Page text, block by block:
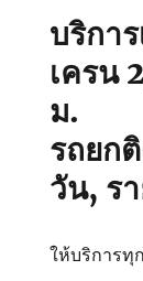
บริกา
เครน
ม.
รถยก
วัน, ร
ให้บริการทุ